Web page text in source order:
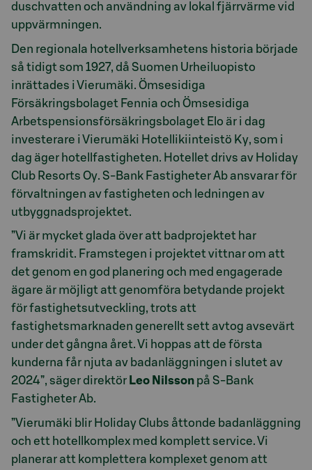
duschvatten och användning av lokal fjärrvärme vid
uppvärmningen.
Den regionala hotellverksamhetens historia började
så tidigt som 1927, då Suomen Urheiluopisto
inrättades i Vierumäki. Ömsesidiga
Försäkringsbolaget Fennia och Ömsesidiga
Arbetspensionsförsäkringsbolaget Elo är i dag
investerare i Vierumäki Hotellikiinteistö Ky, som i
dag äger hotellfastigheten. Hotellet drivs av Holiday
Club Resorts Oy. S-Bank Fastigheter Ab ansvarar för
förvaltningen av fastigheten och ledningen av
utbyggnadsprojektet.
”Vi är mycket glada över att badprojektet har
framskridit. Framstegen i projektet vittnar om att
det genom en god planering och med engagerade
ägare är möjligt att genomföra betydande projekt
för fastighetsutveckling, trots att
fastighetsmarknaden generellt sett avtog avsevärt
under det gångna året. Vi hoppas att de första
kunderna får njuta av badanläggningen i slutet av
2024”, säger direktör Leo Nilsson på S-Bank
Fastigheter Ab.
”Vierumäki blir Holiday Clubs åttonde badanläggning
och ett hotellkomplex med komplett service. Vi
planerar att komplettera komplexet genom att